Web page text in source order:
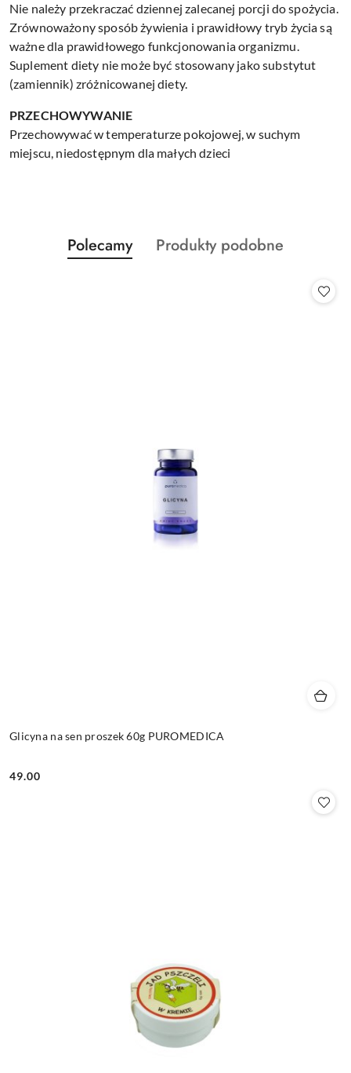
Nie należy przekraczać dziennej zalecanej porcji do spożycia.
Zrównoważony sposób żywienia i prawidłowy tryb życia są
ważne dla prawidłowego funkcjonowania organizmu.
Suplement diety nie może być stosowany jako substytut
(zamiennik) zróżnicowanej diety.
PRZECHOWYWANIE
Przechowywać w temperaturze pokojowej, w suchym
miejscu, niedostępnym dla małych dzieci
Pomiń karuzelę produktów
Produkty
o
Polecamy
Produkty
Produkty podobne
Glicyna na sen proszek 60g PUROMEDICA
Cena:
49.00